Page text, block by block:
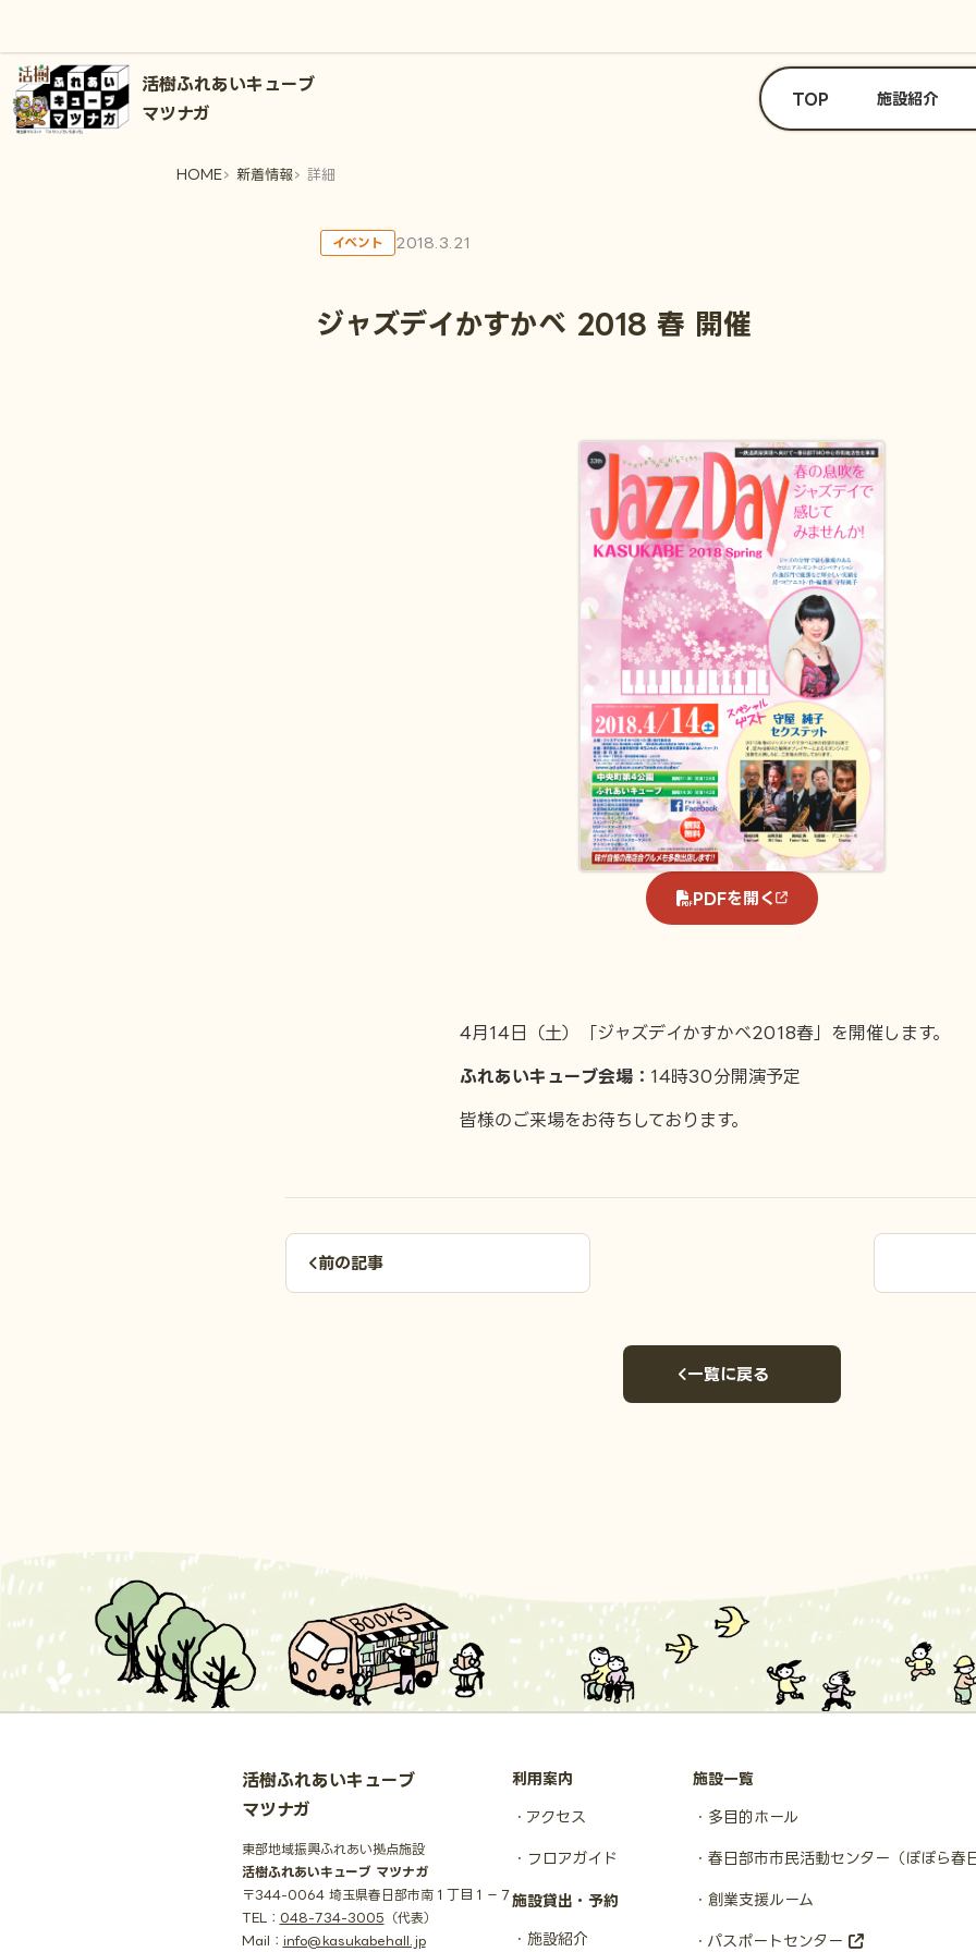
活樹ふれあいキューブ
マツナガ
TOP 施設紹介
HOME 新着情報 詳細
イベント 2018.3.21
ジャズデイかすかべ 2018 春 開催
PDFを開く
4月14日（土）「ジャズデイかすかべ2018春」を開催します。
ふれあいキューブ会場： 14時30分開演予定
皆様のご来場をお待ちしております。
前の記事
一覧に戻る
活樹ふれあいキューブ
マツナガ
東部地域振興ふれあい拠点施設
活樹ふれあいキューブ マツナガ
〒344-0064 埼玉県春日部市南１丁目１−７
TEL： 048-734-3005 （代表）
Mail： info@kasukabehall.jp
利用案内
アクセス
フロアガイド
施設貸出・予約
施設紹介
施設一覧
多目的ホール
春日部市市民活動センター （ぽぽら春
創業支援ルーム
パスポートセンター